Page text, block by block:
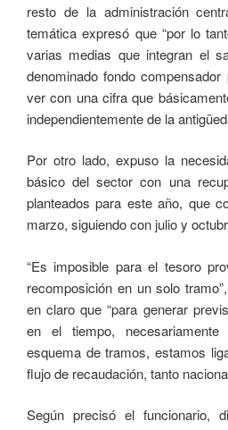
resto de la administración
temática expresó que “por lo
varias medias que integran el
denominado fondo
ver con una cifra que
independientemente de la
Por otro lado, expuso la
básico del sector con una
planteados para este año, que
marzo, siguiendo con julio y
“Es imposible para el tesoro
recomposición en un solo
en claro que “para generar
en el tiempo,
esquema de tramos, estamos
flujo de recaudación, tanto
Según precisó el funcionario,